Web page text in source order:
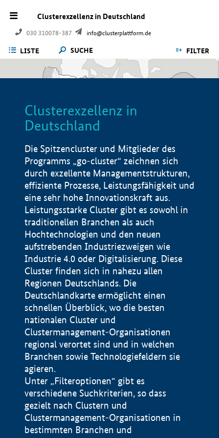
Clusterexzellenz in Deutschland
030 310078-387 info@clusterplattform.de
LISTE SUCHE FILTER
Clusterexzellenz in
Deutschland
Die Spitzencluster und Mitglieder des
Programms „go-cluster“ zeichnen sich
durch exzellente Managementstrukturen,
effiziente Prozesse, Leistungsfähigkeit und
eine sehr hohe Innovationskraft aus.
Leistungsstarke Cluster gibt es sowohl in
traditionellen Branchen als auch
Hochtechnologien und den neuen
aufstrebenden Industriezweigen wie
Industrie 4.0 oder Digitalisierung. Diese
Cluster finden sich in nahezu allen
Regionen Deutschlands. Die
Deutschlandkarte ermöglicht einen
schnellen Überblick, wo die besten
nationalen Cluster und
Clustermanagement-Organisationen
regional verortet sind und in welchen
Branchen sowie Technologiefeldern sie
agieren.
Unter „Filteroptionen“ gibt es
verschiedene Suchkriterien, so dass
gezielt nach Clustern und
Clustermanagement-Organisationen in
bestimmten Branchen und
Impressum
Datenschutzerklärung
BMWE, 2026 ©
100 km © Geobasis-DE / BKG 2015